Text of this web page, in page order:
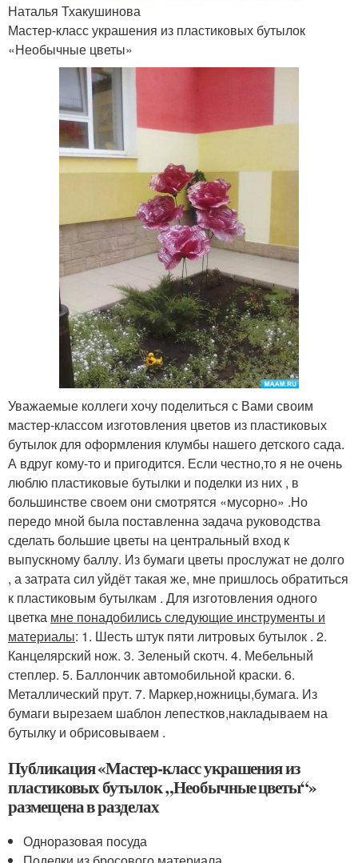
Наталья Тхакушинова
Мастер-класс украшения из пластиковых бутылок
«Необычные цветы»
Уважаемые коллеги хочу поделиться с Вами своим
мастер-классом изготовления цветов из пластиковых
бутылок для оформления клумбы нашего детского сада.
А вдруг кому-то и пригодится. Если честно,то я не очень
люблю пластиковые бутылки и поделки из них , в
большинстве своем они смотрятся «мусорно» .Но
передо мной была поставленна задача руководства
сделать большие цветы на центральный вход к
выпускному баллу. Из бумаги цветы прослужат не долго
, а затрата сил уйдёт такая же, мне пришлось обратиться
к пластиковым бутылкам . Для изготовления одного
цветка мне понадобились следующие инструменты и
материалы: 1. Шесть штук пяти литровых бутылок . 2.
Канцелярский нож. 3. Зеленый скотч. 4. Мебельный
степлер. 5. Баллончик автомобильной краски. 6.
Металлический прут. 7. Маркер,ножницы,бумага. Из
бумаги вырезаем шаблон лепестков,накладываем на
бутылку и обрисовываем .
Публикация «Мастер-класс украшения из
пластиковых бутылок „Необычные цветы“»
размещена в разделах
Одноразовая посуда